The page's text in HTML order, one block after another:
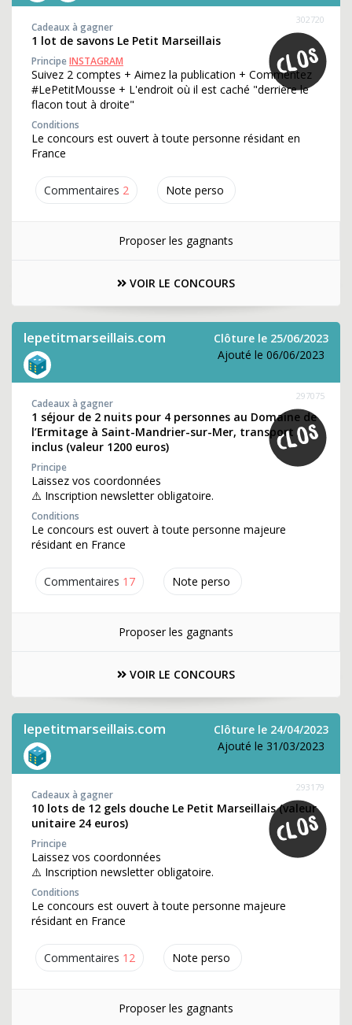
Commentaires 2 Note perso
302720
Cadeaux à gagner
1 lot de savons Le Petit Marseillais
PrincipeINSTAGRAM
Suivez 2 comptes + Aimez la publication + Commentez
#LePetitMousse + L'endroit où il est caché "derrière le
flacon tout à droite"
Conditions
Le concours est ouvert à toute personne résidant en
France
Proposer les gagnants
VOIR LE CONCOURS
lepetitmarseillais.com
Clôture le 25/06/2023
Ajouté le 06/06/2023
Commentaires 17 Note perso
297075
Cadeaux à gagner
1 séjour de 2 nuits pour 4 personnes au Domaine de
l’Ermitage à Saint-Mandrier-sur-Mer, transport
inclus (valeur 1200 euros)
Principe
Laissez vos coordonnées
⚠️ Inscription newsletter obligatoire.
Conditions
Le concours est ouvert à toute personne majeure
résidant en France
Proposer les gagnants
VOIR LE CONCOURS
lepetitmarseillais.com
Clôture le 24/04/2023
Ajouté le 31/03/2023
Commentaires 12 Note perso
293179
Cadeaux à gagner
10 lots de 12 gels douche Le Petit Marseillais (valeur
unitaire 24 euros)
Principe
Laissez vos coordonnées
⚠️ Inscription newsletter obligatoire.
Conditions
Le concours est ouvert à toute personne majeure
résidant en France
Proposer les gagnants